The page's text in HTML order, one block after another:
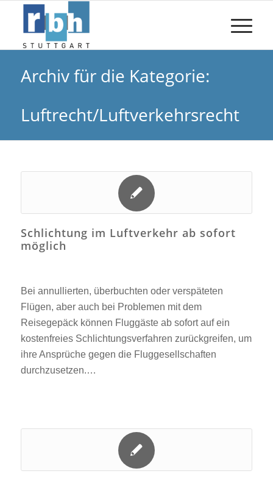
Archiv für die Kategorie:
Luftrecht/Luftverkehrsrecht
Schlichtung im Luftverkehr ab sofort
möglich
Bei annullierten, überbuchten oder verspäteten
Flügen, aber auch bei Problemen mit dem
Reisegepäck können Fluggäste ab sofort auf ein
kostenfreies Schlichtungsverfahren zurückgreifen, um
ihre Ansprüche gegen die Fluggesellschaften
durchzusetzen.…